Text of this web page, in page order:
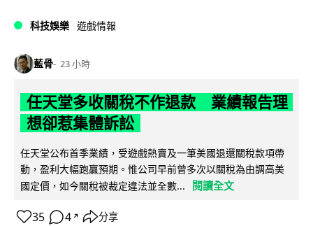
科技娛樂 遊戲情報
藍骨 23 小時
任天堂多收關稅不作退款 業績報告理
想卻惹集體訴訟
任天堂公布首季業績，受遊戲熱賣及一筆美國退還關稅款項帶
動，盈利大幅跑贏預期。惟公司早前曾多次以關稅為由調高美
國定價，如今關稅被裁定違法並全數...
閱讀全文
35 4 ↗ 分享